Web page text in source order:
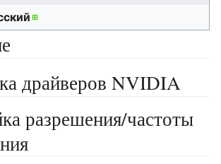
драйверов NVIDIA
разрешения/частоты